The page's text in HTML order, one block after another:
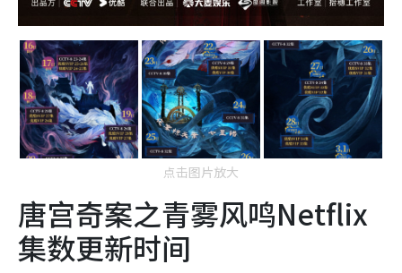
点击图片放大
唐宫奇案之青雾风鸣Netflix
集数更新时间